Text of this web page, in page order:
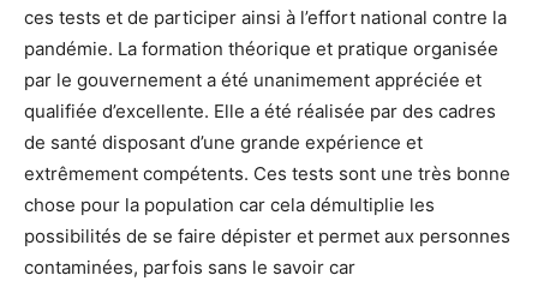
ces tests et de participer ainsi à l’effort national contre la
pandémie. La formation théorique et pratique organisée
par le gouvernement a été unanimement appréciée et
qualifiée d’excellente. Elle a été réalisée par des cadres
de santé disposant d’une grande expérience et
extrêmement compétents. Ces tests sont une très bonne
chose pour la population car cela démultiplie les
possibilités de se faire dépister et permet aux personnes
contaminées, parfois sans le savoir car